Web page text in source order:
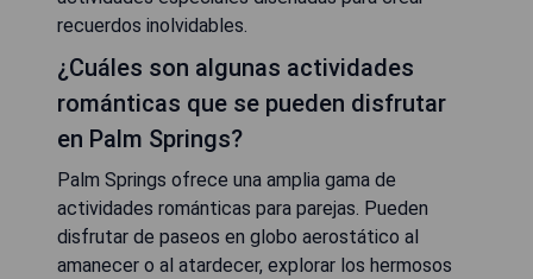
recuerdos inolvidables.
¿Cuáles son algunas actividades
románticas que se pueden disfrutar
en Palm Springs?
Palm Springs ofrece una amplia gama de
actividades románticas para parejas. Pueden
disfrutar de paseos en globo aerostático al
amanecer o al atardecer, explorar los hermosos